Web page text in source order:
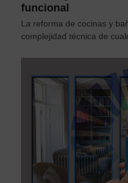
funcional
La reforma de cocinas y
complejidad técnica de